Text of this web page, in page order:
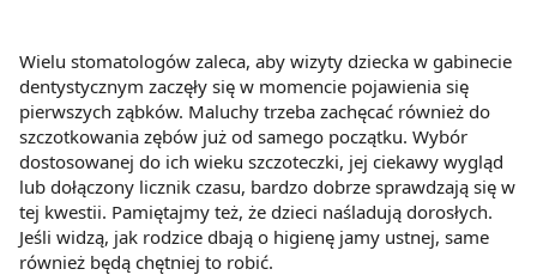
Wielu stomatologów zaleca, aby wizyty dziecka w gabinecie
dentystycznym zaczęły się w momencie pojawienia się
pierwszych ząbków. Maluchy trzeba zachęcać również do
szczotkowania zębów już od samego początku. Wybór
dostosowanej do ich wieku szczoteczki, jej ciekawy wygląd
lub dołączony licznik czasu, bardzo dobrze sprawdzają się w
tej kwestii. Pamiętajmy też, że dzieci naśladują dorosłych.
Jeśli widzą, jak rodzice dbają o higienę jamy ustnej, same
również będą chętniej to robić.